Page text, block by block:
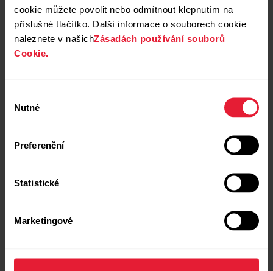
cookie můžete povolit nebo odmítnout klepnutím na
příslušné tlačítko. Další informace o souborech cookie
naleznete v našichZásadách používání souborů
Cookie.
souhlasu
Nutné
Preferenční
Statistické
Marketingové